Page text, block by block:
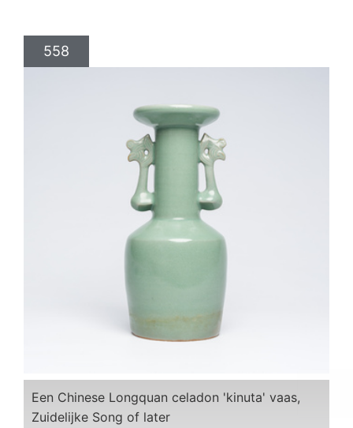
558
Een Chinese Longquan celadon 'kinuta' vaas,
Zuidelijke Song of later